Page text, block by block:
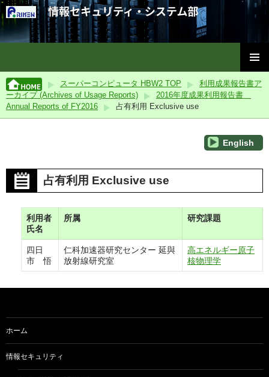
ニュー
ン
テ
ン
ツ
ッ
スーパーコンピュータ HBW2 TOP
利用成果報告書ア
ーカイブ (Archives of Usage Reports)
2016年度成果利用報告書
Annual Reports of FY2016
占有利用 Exclusive use
English
占有利用 Exclusive use
利用者
氏名
所属 研究課題
四日
市 悟
仁科加速器研究センター 延與
放射線研究室
高エネルギー原子
核物理学
ホーム
情報セキュリティ